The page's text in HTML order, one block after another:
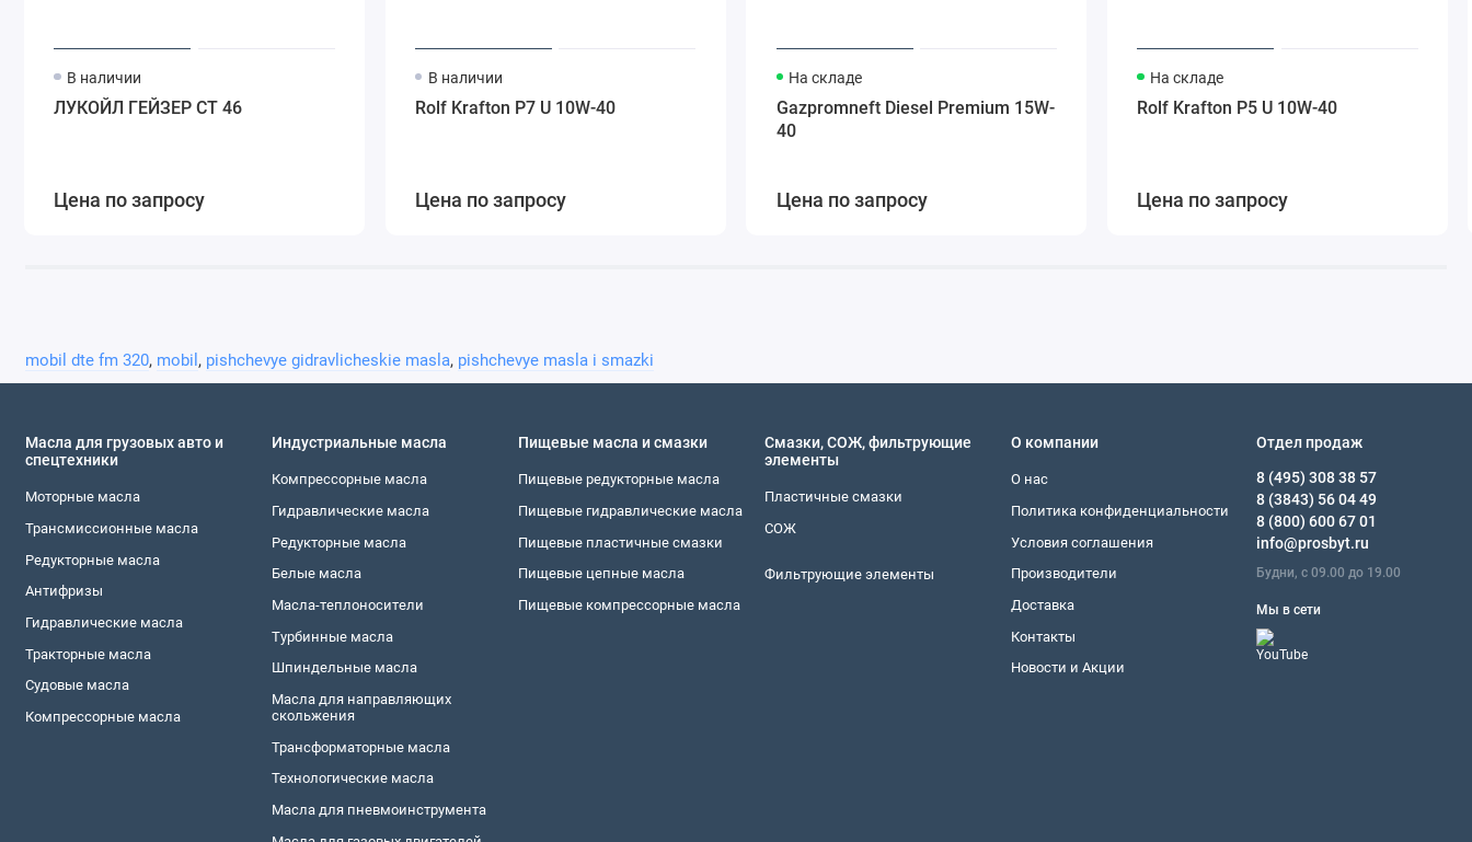
В наличии
ЛУКОЙЛ ГЕЙЗЕР СТ 46
Цена по запросу
В наличии
Rolf Krafton P7 U 10W-40
Цена по запросу
На складе
Gazpromneft Diesel Premium 15W-
40
Цена по запросу
На складе
Rolf Krafton P5 U 10W-40
Цена по запросу
mobil dte fm 320, mobil , pishchevye gidravlicheskie masla, pishchevye masla i smazki
Масла для грузовых авто и
спецтехники
Моторные масла
Трансмиссионные масла
Редукторные масла
Антифризы
Гидравлические масла
Тракторные масла
Судовые масла
Компреccорные масла
Индустриальные масла
Компреccорные масла
Гидравлическиe масла
Редукторные масла
Белые масла
Масла-теплоносители
Турбинные масла
Шпиндельные масла
Масла для направляющих
скольжения
Трансформаторные масла
Технологические масла
Масла для пневмоинструмента
Пищевые масла и смазки
Пищевые редукторные масла
Пищевые гидравлические масла
Пищевые пластичные смазки
Пищевые цепные масла
Пищевые компрессорные масла
Смазки, СОЖ, фильтрующие
элементы
Пластичные смазки
СОЖ
Фильтрующие элементы
О компании
О нас
Политика конфиденциальности
Условия соглашения
Производители
Доставка
Контакты
Новости и Акции
Отдел продаж
8 (495) 308 38 57
8 (3843) 56 04 49
8 (800) 600 67 01
info@prosbyt.ru
Будни, с 09.00 до 19.00
Мы в сети